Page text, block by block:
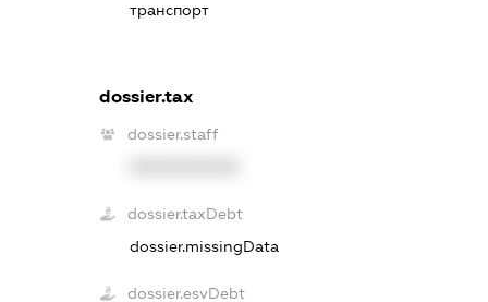
транспорт
dossier.tax
dossier.staff
dossier.taxDebt
dossier.missingData
dossier.esvDebt